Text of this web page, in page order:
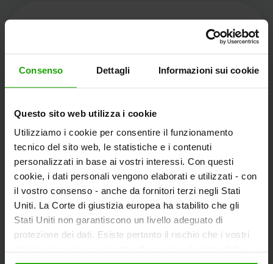
Consenso Dettagli Informazioni sui cookie
Questo sito web utilizza i cookie
Utilizziamo i cookie per consentire il funzionamento
tecnico del sito web, le statistiche e i contenuti
personalizzati in base ai vostri interessi. Con questi
cookie, i dati personali vengono elaborati e utilizzati - con
il vostro consenso - anche da fornitori terzi negli Stati
Uniti. La Corte di giustizia europea ha stabilito che gli
Stati Uniti non garantiscono un livello adeguato di
protezione dei dati. Esiste pertanto il rischio che i vostri
Kärnten Werbung
Völkermarkter Ring 21 - 23
L'Austria
+43/463/3000
info@ kaernten.at
Rimanete informati!